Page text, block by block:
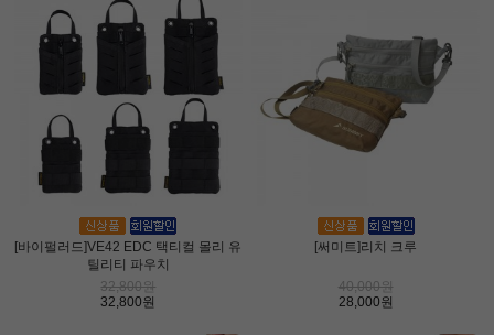
[바이펄러드]VE42 EDC 택티컬 몰리 유
틸리티 파우치
32,800원
32,800원
[써미트]리치 크루
40,000원
28,000원